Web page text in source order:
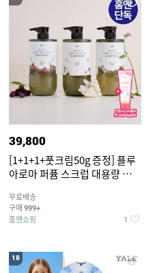
39,800
[1+1+1+풋크림50g 증정] 플루
아로마 퍼퓸 스크럽 대용량 바디
무료배송
구매 999+
홈앤쇼핑 1
18